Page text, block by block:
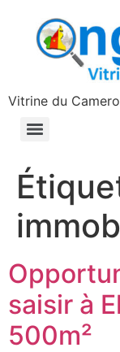
principal
Vitrine du
saisir à
500m²